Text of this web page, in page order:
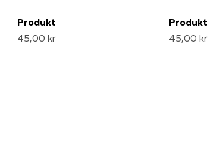
Produkt
45,00 kr
Produkt
45,00 kr